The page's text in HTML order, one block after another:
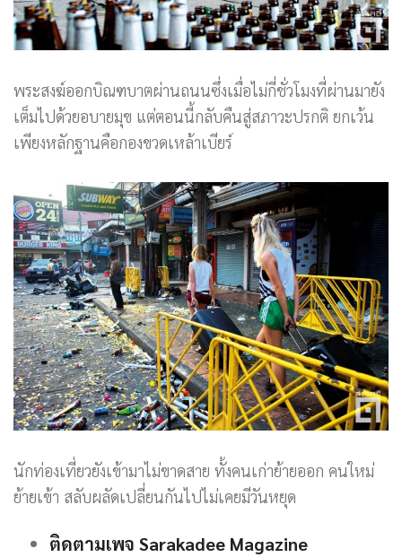
พระสงฆ์ออกบิณฑบาตผ่านถนนซึ่งเมื่อไม่กี่ชั่วโมงที่ผ่านมายัง
เต็มไปด้วยอบายมุข แต่ตอนนี้กลับคืนสู่สภาวะปรกติ ยกเว้น
เพียงหลักฐานคือกองขวดเหล้าเบียร์
นักท่องเที่ยวยังเข้ามาไม่ขาดสาย ทั้งคนเก่าย้ายออก คนใหม่
ย้ายเข้า สลับผลัดเปลี่ยนกันไปไม่เคยมีวันหยุด
ติดตามเพจ Sarakadee Magazine